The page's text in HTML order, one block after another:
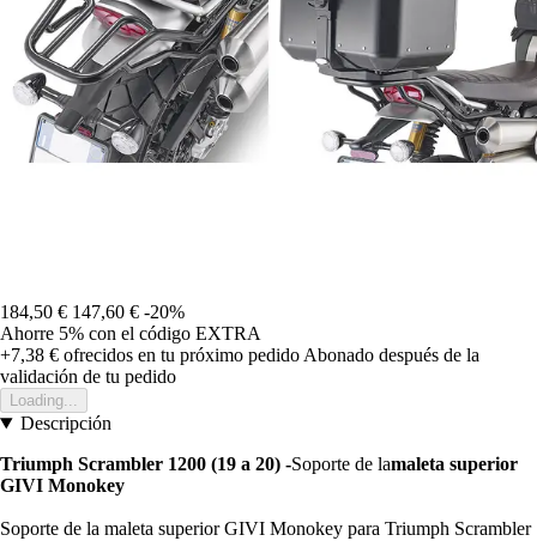
184,50 € 147,60 € -20%
Ahorre 5% con el código EXTRA
+7,38 € ofrecidos en tu próximo pedido Abonado después de la
validación de tu pedido
Loading...
Descripción
Triumph Scrambler 1200 (19 a 20) -Soporte de lamaleta superior
GIVI Monokey
Soporte de la maleta superior GIVI Monokey para Triumph Scrambler